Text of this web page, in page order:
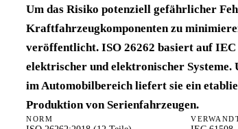
Um das Risiko potenziell gefährlicher
Kraftfahrzeugkomponenten zu
veröffentlicht. ISO 26262 basiert auf
elektrischer und elektronischer
im Automobilbereich liefert sie ein
Produktion von Serienfahrzeugen.
NORM